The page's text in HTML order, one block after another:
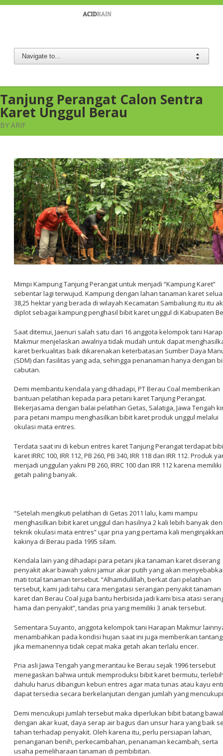
Tanjung Perangat Calon Sentra
Karet Unggul Berau
BY ARIF
Mimpi Kampung Tanjung Perangat untuk menjadi “Kampung Karet”
sebentar lagi terwujud. Kampung dengan lahan tanaman karet
38,25 hektar yang berada di wilayah Kecamatan Sambaliung itu itu
diplot sebagai kampung penghasil bibit karet unggul di Kabupaten
Saat ditemui, Jaenuri salah satu dari 16 anggota kelompok tani
Makmur menjelaskan awalnya tidak mudah untuk dapat
karet berkualitas baik dikarenakan keterbatasan Sumber Daya
(SDM) dan fasilitas yang ada, sehingga penanaman hanya dengan
cabutan.
Demi membantu kendala yang dihadapi, PT Berau Coal memberikan
bantuan pelatihan kepada para petani karet Tanjung Perangat.
Bekerjasama dengan balai pelatihan Getas, Salatiga, Jawa Tengah
para petani mampu menghasilkan bibit karet produk unggul melalui
okulasi mata entres.
Terdata saat ini di kebun entres karet Tanjung Perangat terdapat
karet IRRC 100, IRR 112, PB 260, PB 340, IRR 118 dan IRR 112. Produk
menjadi unggulan yakni PB 260, IRRC 100 dan IRR 112 karena memiliki
getah paling banyak.
“Setelah mengikuti pelatihan di Getas 2011 lalu, kami mampu
menghasilkan bibit karet unggul dan hasilnya 2 kali lebih banyak
teknik okulasi mata entres” ujar pria yang pertama kali menginjakkan
kakinya di Berau pada 1995 silam.
Kendala lain yang dihadapi para petani jika tanaman karet diserang
penyakit akar bawah yakni jamur akar putih yang akan
mati total tanaman tersebut. “Alhamdulillah, berkat dari pelatihan
tersebut, kami jadi tahu cara mengatasi serangan penyakit tanaman
karet dan Berau Coal juga bantu herbisida jadi kami bisa atasi
hama dan penyakit”, tandas pria yang memiliki 3 anak tersebut.
Sementara Suyanto, anggota kelompok tani Harapan Makmur
menambahkan pada kondisi hujan saat ini juga memberikan
jika memanennya tidak cepat maka getah akan terlalu encer.
Pria asli Jawa Tengah yang merantau ke Berau sejak 1996 tersebut
menegaskan bahwa untuk memproduksi bibit karet bermutu,
dahulu harus dibangun kebun entres agar mata tunas atau kayu
dapat tersedia secara berkelanjutan dengan jumlah yang
Demi mencukupi jumlah tersebut maka diperlukan bibit batang
dengan akar kuat, daya serap air bagus dan unsur hara yang baik
tahan terhadap penyakit. Oleh karena itu, perlu persiapan lahan,
penanganan benih, perkecambahan, penanaman kecambah, serta
usaha pemeliharaan tanaman di pembibitan.